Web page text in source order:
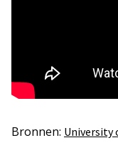
Bronnen: University